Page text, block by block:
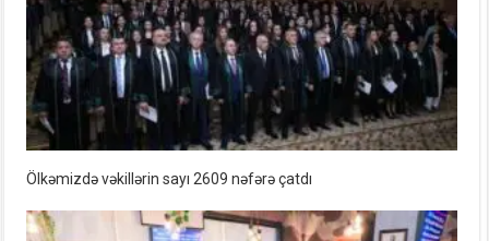
Ölkəmizdə vəkillərin sayı 2609 nəfərə çatdı